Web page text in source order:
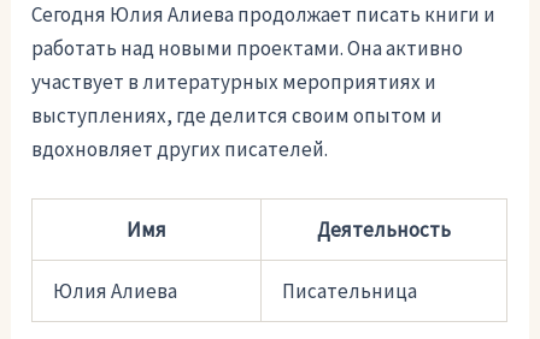
Сегодня Юлия Алиева продолжает писать книги и
работать над новыми проектами. Она активно
участвует в литературных мероприятиях и
выступлениях, где делится своим опытом и
вдохновляет других писателей.
Имя Деятельность
Юлия Алиева Писательница